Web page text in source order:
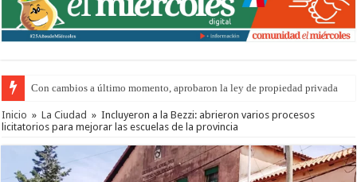
Con cambios a último momento, aprobaron la ley de propiedad privada
Del viernes 7 al domingo 9 de agosto: la agenda ¿A dónde ir? para este
Inicio » La Ciudad » Incluyeron a la Bezzi: abrieron varios procesos
licitatorios para mejorar las escuelas de la provincia